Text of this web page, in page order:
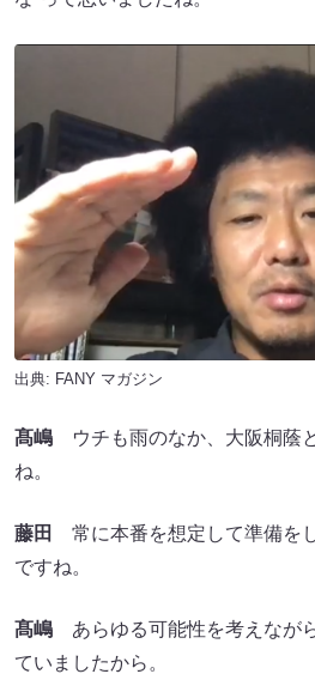
出典: FANY マガジン
髙嶋 ウチも雨のなか、大阪桐蔭
ね。
藤田
常に本番を想定して準備を
ですね。
髙嶋 あらゆる可能性を考えなが
ていましたから。